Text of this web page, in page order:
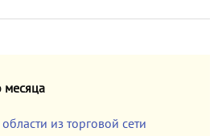
месяца
из торговой сети